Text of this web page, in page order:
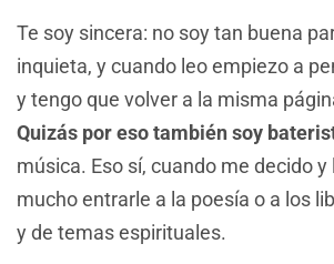
Te soy sincera: no soy tan buena
inquieta, y cuando leo empiezo a
y tengo que volver a la misma
Quizás por eso también soy
música. Eso sí, cuando me decido
mucho entrarle a la poesía o a los
y de temas espirituales.